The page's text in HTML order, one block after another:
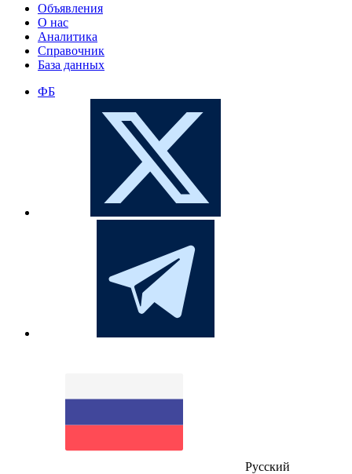
Объявления
О нас
Аналитика
Справочник
База данных
ФБ
Русский